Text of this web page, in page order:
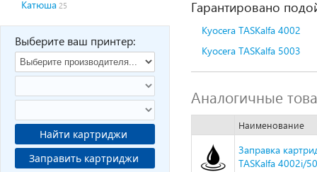
Катюша 25
Выберите ваш принтер:
Найти картриджи
Заправить картриджи
Гарантировано
Kyocera TASKalfa 4002
Kyocera TASKalfa 5003
Аналогичные
Наименование
Заправка
TASKalfa 4002i/